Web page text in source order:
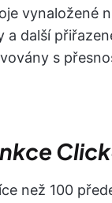
vynaložené
a další
s
než 100